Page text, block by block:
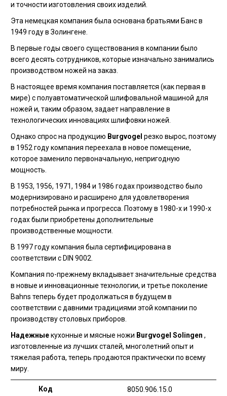
и точности изготовления своих изделий.
Эта немецкая компания была основана братьями Банс в
1949 году в Золингене.
В первые годы своего существования в компании было
всего десять сотрудников, которые изначально занимались
производством ножей на заказ.
В настоящее время компания поставляется (как первая в
мире) с полуавтоматической шлифовальной машиной для
ножей и, таким образом, задает направление в
технологических инновациях шлифовки ножей.
Однако спрос на продукцию Burgvogel резко вырос, поэтому
в 1952 году компания переехала в новое помещение,
которое заменило первоначальную, непригодную
мощность.
В 1953, 1956, 1971, 1984 и 1986 годах производство было
модернизировано и расширено для удовлетворения
потребностей рынка и прогресса. Поэтому в 1980-х и 1990-х
годах были приобретены дополнительные
производственные мощности.
В 1997 году компания была сертифицирована в
соответствии с DIN 9002.
Компания по-прежнему вкладывает значительные средства
в новые и инновационные технологии, и третье поколение
Bahns теперь будет продолжаться в будущем в
соответствии с давними традициями этой компании по
производству столовых приборов.
Надежныекухонные и мясные ножи Burgvogel Solingen ,
изготовленные из лучших сталей, многолетний опыт и
тяжелая работа, теперь продаются практически по всему
миру.
Код
8050.906.15.0